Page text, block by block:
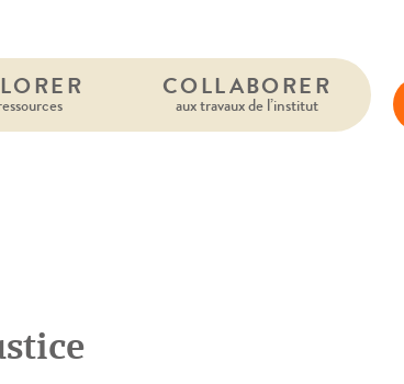
COLLABORER
aux travaux de l’institut